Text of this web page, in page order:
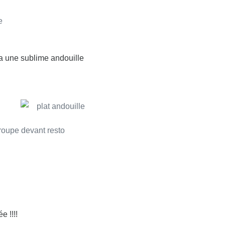
une sublime andouille
!!!!